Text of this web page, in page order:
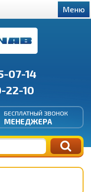
07-14
22-10
БЕСПЛАТНЫЙ ЗВОНОК
МЕНЕДЖЕРА
Меню